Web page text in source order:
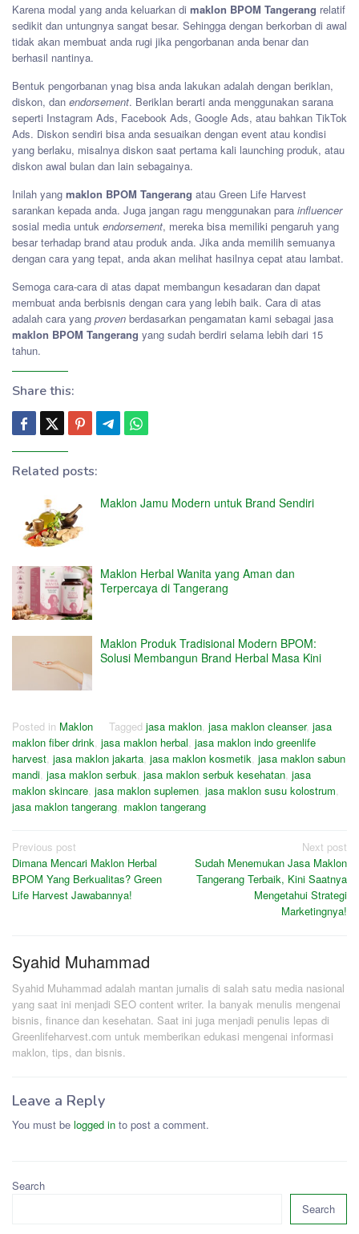
Karena modal yang anda keluarkan di maklon BPOM Tangerang relatif
sedikit dan untungnya sangat besar. Sehingga dengan berkorban di awal
tidak akan membuat anda rugi jika pengorbanan anda benar dan
berhasil nantinya.
Bentuk pengorbanan ynag bisa anda lakukan adalah dengan beriklan,
diskon, dan endorsement. Beriklan berarti anda menggunakan sarana
seperti Instagram Ads, Facebook Ads, Google Ads, atau bahkan TikTok
Ads. Diskon sendiri bisa anda sesuaikan dengan event atau kondisi
yang berlaku, misalnya diskon saat pertama kali launching produk, atau
diskon awal bulan dan lain sebagainya.
Inilah yang maklon BPOM Tangerang atau Green Life Harvest
sarankan kepada anda. Juga jangan ragu menggunakan para influencer
sosial media untuk endorsement, mereka bisa memiliki pengaruh yang
besar terhadap brand atau produk anda. Jika anda memilih semuanya
dengan cara yang tepat, anda akan melihat hasilnya cepat atau lambat.
Semoga cara-cara di atas dapat membangun kesadaran dan dapat
membuat anda berbisnis dengan cara yang lebih baik. Cara di atas
adalah cara yang proven berdasarkan pengamatan kami sebagai jasa
maklon BPOM Tangerang yang sudah berdiri selama lebih dari 15
tahun.
Share this:
Related posts:
Maklon Jamu Modern untuk Brand Sendiri
Maklon Herbal Wanita yang Aman dan
Terpercaya di Tangerang
Maklon Produk Tradisional Modern BPOM:
Solusi Membangun Brand Herbal Masa Kini
Posted in Maklon Tagged jasa maklon jasa maklon cleanser, jasa
maklon fiber drink jasa maklon herbal jasa maklon indo greenlife
harvest jasa maklon jakarta jasa maklon kosmetik jasa maklon sabun
mandi jasa maklon serbuk jasa maklon serbuk kesehatan jasa
maklon skincare jasa maklon suplemen jasa maklon susu kolostrum
jasa maklon tangerang maklon tangerang
Post
navigation
Previous post
Dimana Mencari Maklon Herbal
BPOM Yang Berkualitas? Green
Life Harvest Jawabannya!
Next post
Sudah Menemukan Jasa Maklon
Tangerang Terbaik, Kini Saatnya
Mengetahui Strategi
Marketingnya!
Syahid Muhammad
Syahid Muhammad adalah mantan jurnalis di salah satu media nasional
yang saat ini menjadi SEO content writer. Ia banyak menulis mengenai
bisnis, finance dan kesehatan. Saat ini juga menjadi penulis lepas di
Greenlifeharvest.com untuk memberikan edukasi mengenai informasi
maklon, tips, dan bisnis.
Leave a Reply
You must be logged in to post a comment.
Search
Search